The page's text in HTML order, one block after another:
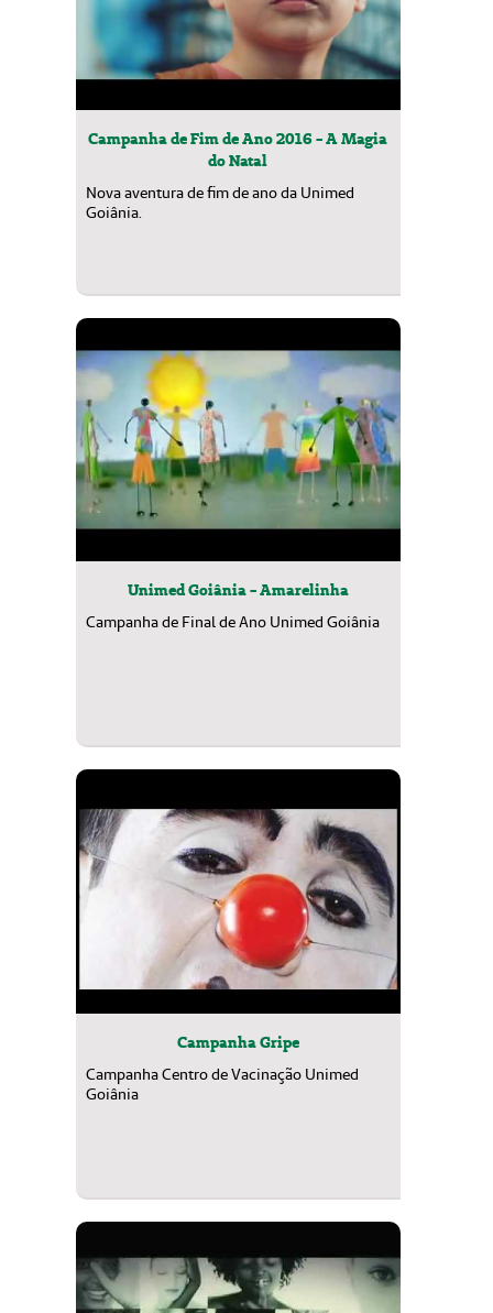
Campanha de Fim de Ano 2016 - A Magia
do Natal
Nova aventura de fim de ano da Unimed
Goiânia.
Unimed Goiânia - Amarelinha
Campanha de Final de Ano Unimed Goiânia
Campanha Gripe
Campanha Centro de Vacinação Unimed
Goiânia